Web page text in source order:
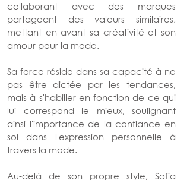
collaborant avec des marques
partageant des valeurs similaires,
mettant en avant sa créativité et son
amour pour la mode.
Sa force réside dans sa capacité à ne
pas être dictée par les tendances,
mais à s'habiller en fonction de ce qui
lui correspond le mieux, soulignant
ainsi l'importance de la confiance en
soi dans l'expression personnelle à
travers la mode.
Au-delà de son propre style, Sofia